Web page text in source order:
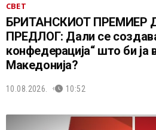
СВЕТ
БРИТАНСКИОТ ПРЕМИЕР
ПРЕДЛОГ: Дали се
конфедерација“ што би ја
Македонија?
10.08.2026. 10:52